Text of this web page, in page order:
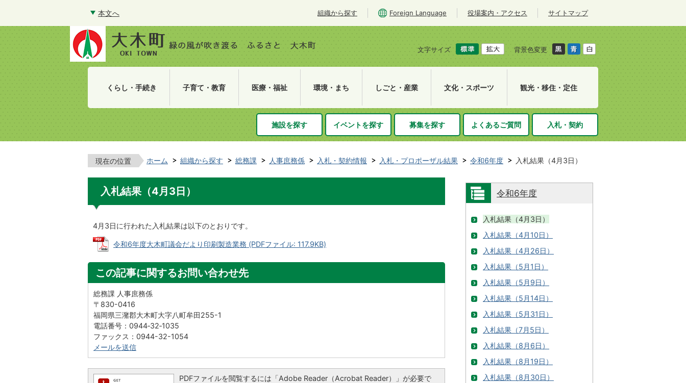
本文へ 組織から探す Foreign Language 役場案内・アクセス サイトマップ
文字サイズ 背景色変更
くらし・手続き 子育て・教育 医療・福祉 環境・まち しごと・産業 文化・スポーツ 観光・移住・定住
施設を探す イベントを探す 募集を探す よくあるご質問 入札・契約
現在の位置 ホーム 組織から探す 総務課 人事庶務係 入札・契約情報 入札・プロポーザル結果 令和6年度 入札結果（4月3日）
入札結果（4月3日）
4月3日に行われた入札結果は以下のとおりです。
令和6年度大木町議会だより印刷製造業務 (PDFファイル: 117.9KB)
この記事に関するお問い合わせ先
総務課 人事庶務係
〒830-0416
福岡県三潴郡大木町大字八町牟田255-1
電話番号：0944‐32‐1035
ファックス：0944-32-1054
メールを送信
PDFファイルを閲覧するには「Adobe Reader（Acrobat Reader）」が必要で
令和6年度
入札結果（4月3日）
入札結果（4月10日）
入札結果（4月26日）
入札結果（5月1日）
入札結果（5月9日）
入札結果（5月14日）
入札結果（5月31日）
入札結果（7月5日）
入札結果（8月6日）
入札結果（8月19日）
入札結果（8月30日）